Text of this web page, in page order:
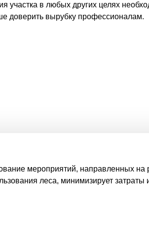
участка в любых других целях
доверить вырубку профессионалам.
мероприятий, направленных
леса, минимизирует затраты